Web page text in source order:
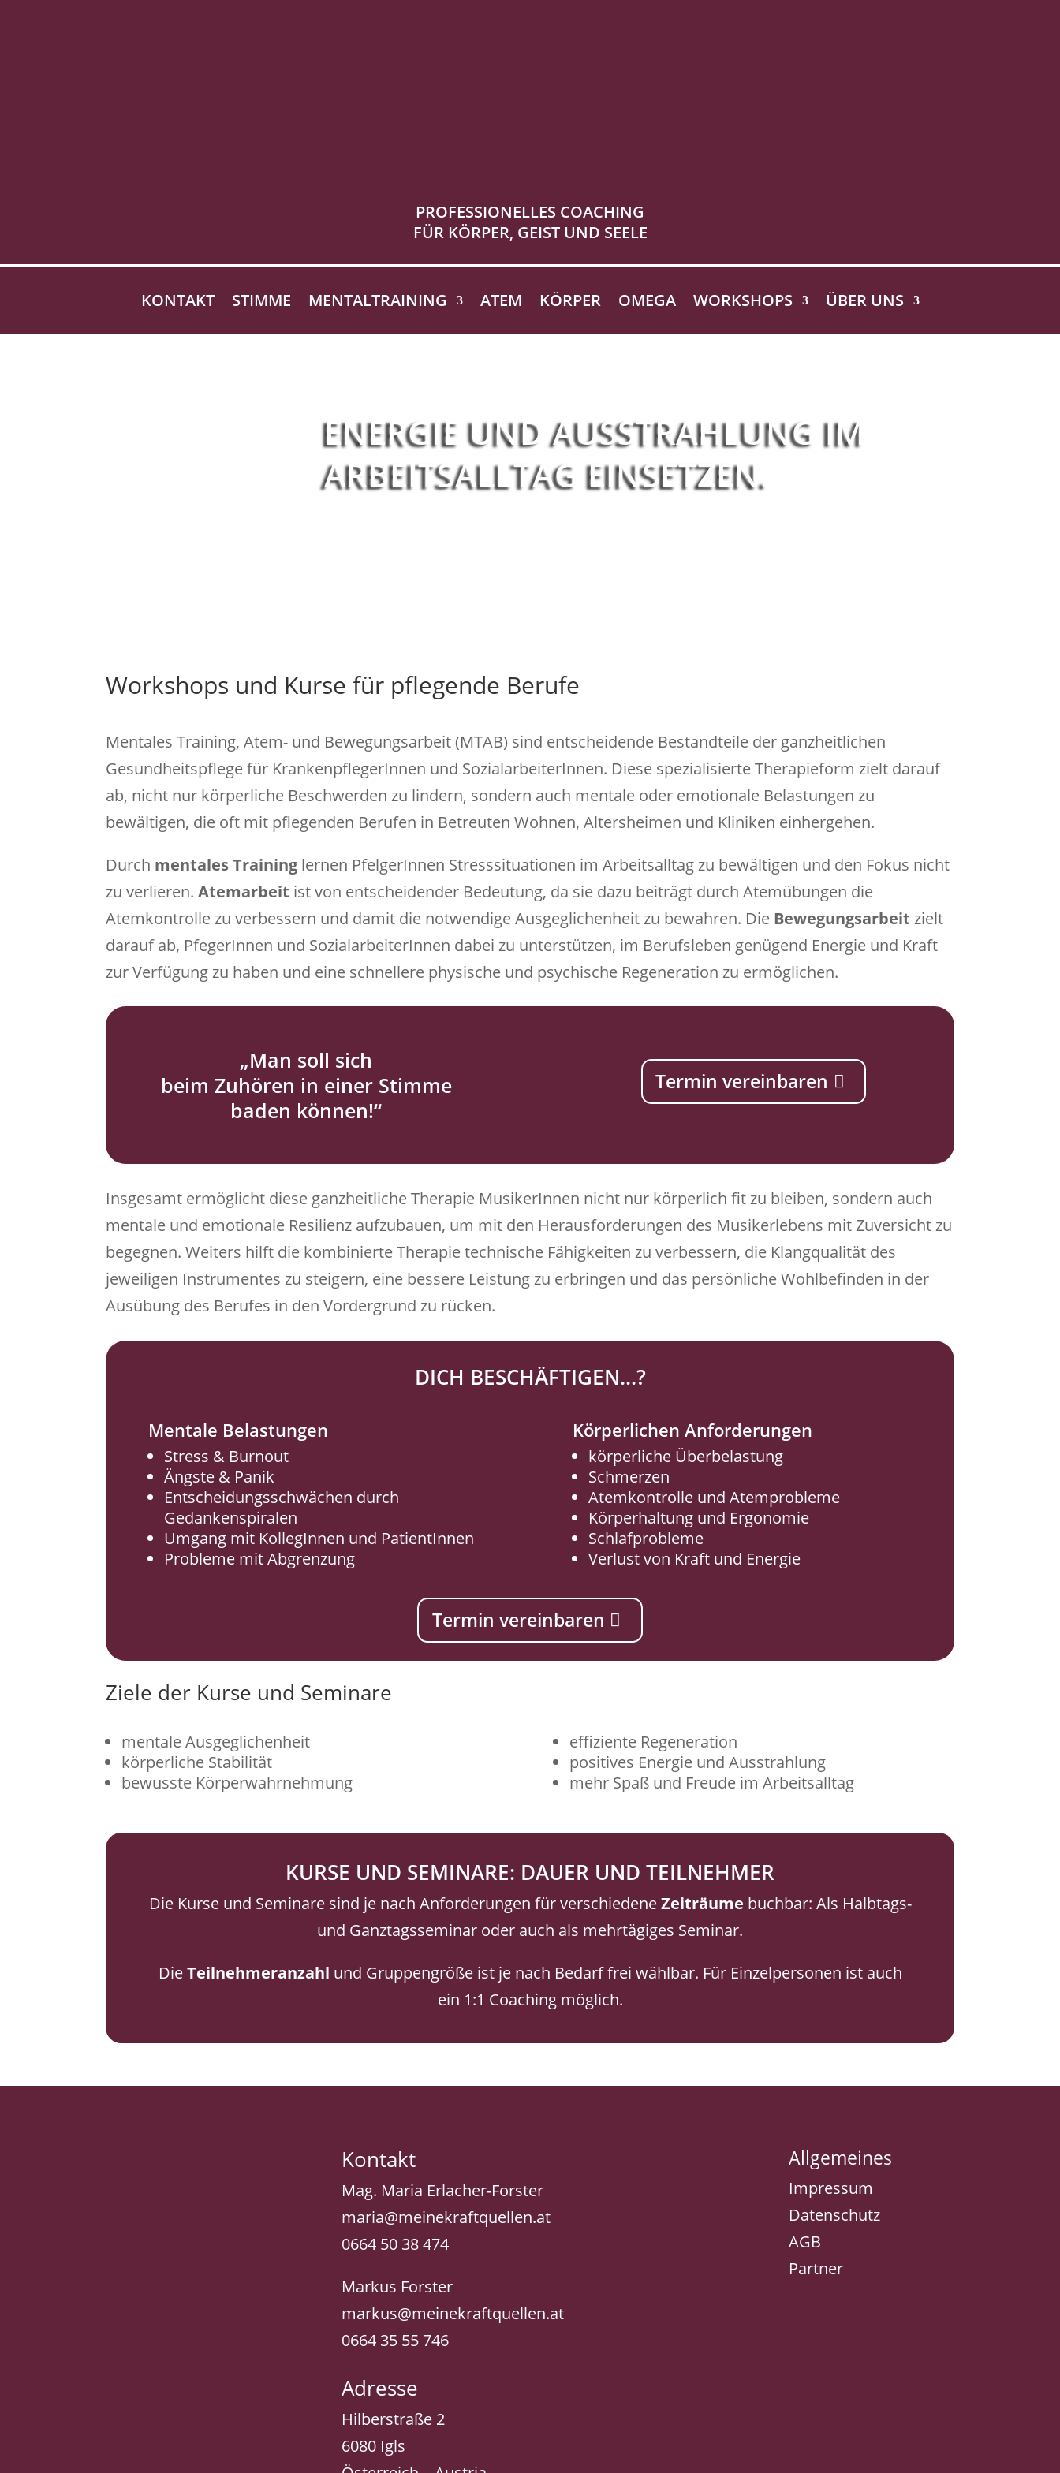
PROFESSIONELLES COACHING
FÜR KÖRPER, GEIST UND SEELE
KONTAKT STIMME MENTALTRAINING ATEM KÖRPER OMEGA WORKSHOPS ÜBER UNS
ENERGIE UND AUSSTRAHLUNG IM
ARBEITSALLTAG EINSETZEN.
Workshops und Kurse für pflegende Berufe
Mentales Training, Atem- und Bewegungsarbeit (MTAB) sind entscheidende Bestandteile der ganzheitlichen
Gesundheitspflege für KrankenpflegerInnen und SozialarbeiterInnen. Diese spezialisierte Therapieform zielt darauf
ab, nicht nur körperliche Beschwerden zu lindern, sondern auch mentale oder emotionale Belastungen zu
bewältigen, die oft mit pflegenden Berufen in Betreuten Wohnen, Altersheimen und Kliniken einhergehen.
Durch mentales Training lernen PfelgerInnen Stresssituationen im Arbeitsalltag zu bewältigen und den Fokus nicht
zu verlieren.Atemarbeit ist von entscheidender Bedeutung, da sie dazu beiträgt durch Atemübungen die
Atemkontrolle zu verbessern und damit die notwendige Ausgeglichenheit zu bewahren. Die Bewegungsarbeit zielt
darauf ab, PfegerInnen und SozialarbeiterInnen dabei zu unterstützen, im Berufsleben genügend Energie und Kraft
zur Verfügung zu haben und eine schnellere physische und psychische Regeneration zu ermöglichen.
„Man soll sich
beim Zuhören in einer Stimme
baden können!“
Termin vereinbaren
Insgesamt ermöglicht diese ganzheitliche Therapie MusikerInnen nicht nur körperlich fit zu bleiben, sondern auch
mentale und emotionale Resilienz aufzubauen, um mit den Herausforderungen des Musikerlebens mit Zuversicht zu
begegnen. Weiters hilft die kombinierte Therapie technische Fähigkeiten zu verbessern, die Klangqualität des
jeweiligen Instrumentes zu steigern, eine bessere Leistung zu erbringen und das persönliche Wohlbefinden in der
Ausübung des Berufes in den Vordergrund zu rücken.
DICH BESCHÄFTIGEN...?
Mentale Belastungen
Stress & Burnout
Ängste & Panik
Entscheidungsschwächen durch
Gedankenspiralen
Umgang mit KollegInnen und PatientInnen
Probleme mit Abgrenzung
Körperlichen Anforderungen
körperliche Überbelastung
Schmerzen
Atemkontrolle und Atemprobleme
Körperhaltung und Ergonomie
Schlafprobleme
Verlust von Kraft und Energie
Termin vereinbaren
Ziele der Kurse und Seminare
mentale Ausgeglichenheit
körperliche Stabilität
bewusste Körperwahrnehmung
effiziente Regeneration
positives Energie und Ausstrahlung
mehr Spaß und Freude im Arbeitsalltag
KURSE UND SEMINARE: DAUER UND TEILNEHMER
Die Kurse und Seminare sind je nach Anforderungen für verschiedeneZeiträume buchbar: Als Halbtags-
und Ganztagsseminar oder auch als mehrtägiges Seminar.
DieTeilnehmeranzahl und Gruppengröße ist je nach Bedarf frei wählbar. Für Einzelpersonen ist auch
ein 1:1 Coaching möglich.
Kontakt
Mag. Maria Erlacher-Forster
maria@meinekraftquellen.at
0664 50 38 474
Markus Forster
markus@meinekraftquellen.at
0664 35 55 746
Adresse
Hilberstraße 2
6080 Igls
Allgemeines
Impressum
Datenschutz
AGB
Partner